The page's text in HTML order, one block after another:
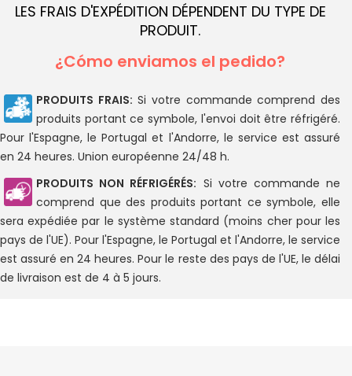
LES FRAIS D'EXPÉDITION DÉPENDENT DU TYPE DE
PRODUIT.
¿Cómo enviamos el pedido?
PRODUITS FRAIS: Si votre commande comprend des
produits portant ce symbole, l'envoi doit être réfrigéré.
Pour l'Espagne, le Portugal et l'Andorre, le service est assuré
en 24 heures. Union européenne 24/48 h.
PRODUITS NON RÉFRIGÉRÉS: Si votre commande ne
comprend que des produits portant ce symbole, elle
sera expédiée par le système standard (moins cher pour les
pays de l'UE). Pour l'Espagne, le Portugal et l'Andorre, le service
est assuré en 24 heures. Pour le reste des pays de l'UE, le délai
de livraison est de 4 à 5 jours.